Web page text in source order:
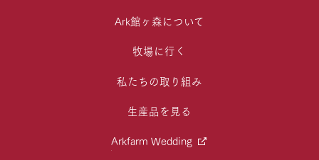
Ark館ヶ森について
牧場に行く
私たちの取り組み
生産品を見る
Arkfarm Wedding